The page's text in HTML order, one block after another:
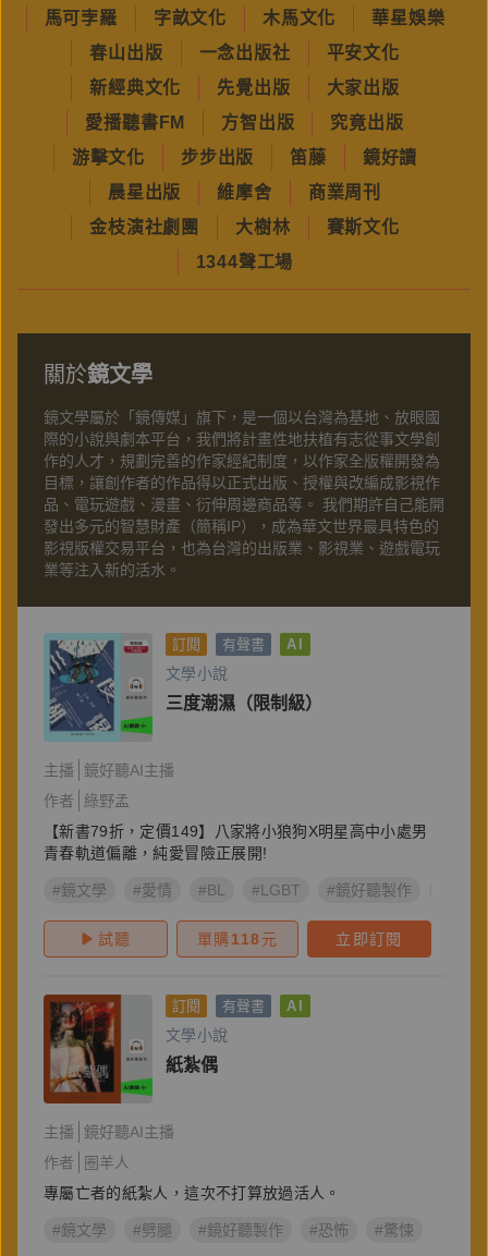
馬可孛羅
字畝文化 木馬文化
華星娛樂
春山出版
一念出版社
平安文化
新經典文化
先覺出版
大家出版
愛播聽書FM
方智出版
究竟出版
游擊文化
步步出版 笛藤
鏡好讀
晨星出版
維摩舍
商業周刊
金枝演社劇團
大樹林
賽斯文化
1344聲工場
關於鏡文學
鏡文學屬於「鏡傳媒」旗下，是一個以台灣為基地、放眼國
際的小說與劇本平台，我們將計畫性地扶植有志從事文學創
作的人才，規劃完善的作家經紀制度，以作家全版權開發為
目標，讓創作者的作品得以正式出版、授權與改編成影視作
品、電玩遊戲、漫畫、衍伸周邊商品等。 我們期許自己能開
發出多元的智慧財產（簡稱IP），成為華文世界最具特色的
影視版權交易平台，也為台灣的出版業、影視業、遊戲電玩
業等注入新的活水。
訂閱 有聲書 AI
文學小說
三度潮濕（限制級）
主播
鏡好聽AI主播
作者
綠野孟
【新書79折，定價149】八家將小狼狗X明星高中小處男
青春軌道偏離，純愛冒險正展開!
#鏡文學 #愛情 #BL #LGBT #鏡好聽製作
試聽 單購118元 立即訂閱
訂閱 有聲書 AI
文學小說
紙紮偶
主播
鏡好聽AI主播
作者
圈羊人
專屬亡者的紙紮人，這次不打算放過活人。
#鏡文學 #劈腿 #鏡好聽製作 #恐怖 #驚悚